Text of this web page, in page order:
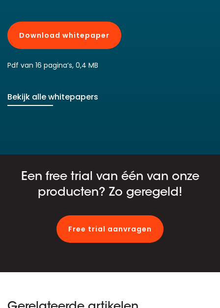
Download whitepaper
Pdf van 16 pagina’s, 0,4 MB
Bekijk alle whitepapers
Een free trial van één van onze
producten? Zo geregeld!
Free trial aanvragen